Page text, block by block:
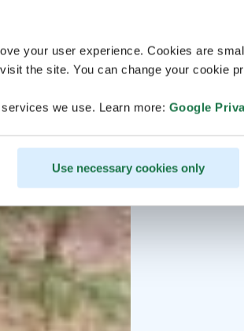
your user experience. Cookies are
the site. You can change your cookie
we use. Learn more: Google
Use necessary cookies only